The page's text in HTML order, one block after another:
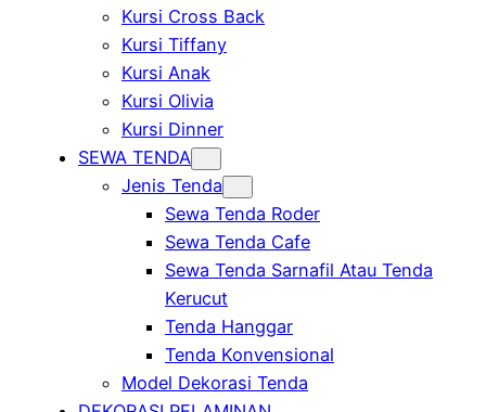
Kursi Cross Back
Kursi Tiffany
Kursi Anak
Kursi Olivia
Kursi Dinner
SEWA TENDA
Jenis Tenda
Sewa Tenda Roder
Sewa Tenda Cafe
Sewa Tenda Sarnafil Atau Tenda
Kerucut
Tenda Hanggar
Tenda Konvensional
Model Dekorasi Tenda